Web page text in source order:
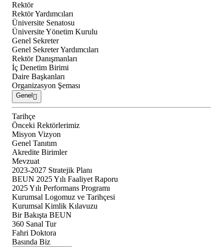
Rektör
Rektör Yardımcıları
Üniversite Senatosu
Üniversite Yönetim Kurulu
Genel Sekreter
Genel Sekreter Yardımcıları
Rektör Danışmanları
İç Denetim Birimi
Daire Başkanları
Organizasyon Şeması
Genel
Tarihçe
Önceki Rektörlerimiz
Misyon Vizyon
Genel Tanıtım
Akredite Birimler
Mevzuat
2023-2027 Stratejik Planı
BEUN 2025 Yılı Faaliyet Raporu
2025 Yılı Performans Programı
Kurumsal Logomuz ve Tarihçesi
Kurumsal Kimlik Kılavuzu
Bir Bakışta BEUN
360 Sanal Tur
Fahri Doktora
Basında Biz